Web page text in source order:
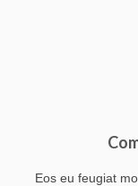
Eos eu feugiat